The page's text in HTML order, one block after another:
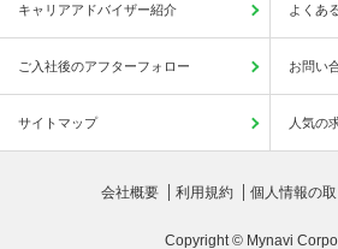
キャリアアドバイザー紹介 よくあ
ご入社後のアフターフォロー お問い
サイトマップ 人気の
会社概要 利用規約 個人情報の
Copyright © Mynavi